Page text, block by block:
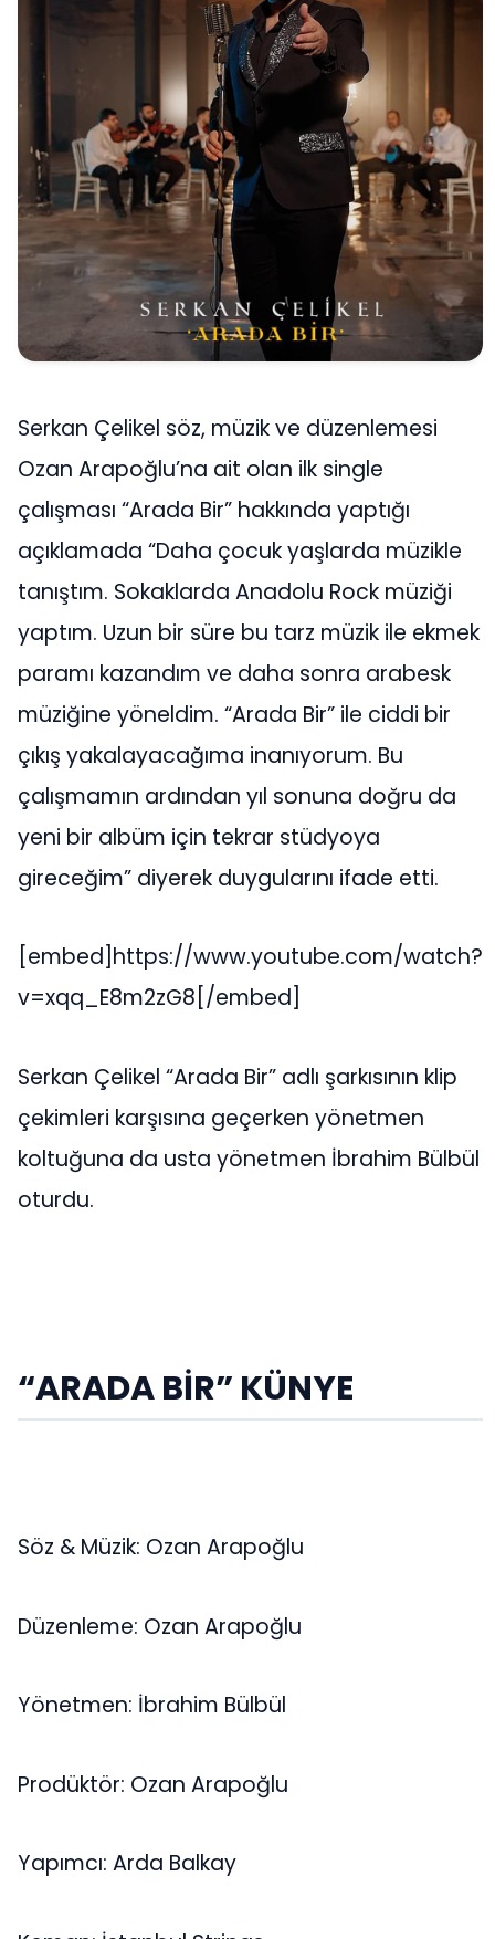
Serkan Çelikel söz, müzik ve düzenlemesi
Ozan Arapoğlu’na ait olan ilk single
çalışması “Arada Bir” hakkında yaptığı
açıklamada “Daha çocuk yaşlarda müzikle
tanıştım. Sokaklarda Anadolu Rock müziği
yaptım. Uzun bir süre bu tarz müzik ile ekmek
paramı kazandım ve daha sonra arabesk
müziğine yöneldim. “Arada Bir” ile ciddi bir
çıkış yakalayacağıma inanıyorum. Bu
çalışmamın ardından yıl sonuna doğru da
yeni bir albüm için tekrar stüdyoya
gireceğim” diyerek duygularını ifade etti.
[embed]https://www.youtube.com/watch?
v=xqq_E8m2zG8[/embed]
Serkan Çelikel “Arada Bir” adlı şarkısının klip
çekimleri karşısına geçerken yönetmen
koltuğuna da usta yönetmen İbrahim Bülbül
oturdu.
“ARADA BİR” KÜNYE
Söz & Müzik: Ozan Arapoğlu
Düzenleme: Ozan Arapoğlu
Yönetmen: İbrahim Bülbül
Prodüktör: Ozan Arapoğlu
Yapımcı: Arda Balkay